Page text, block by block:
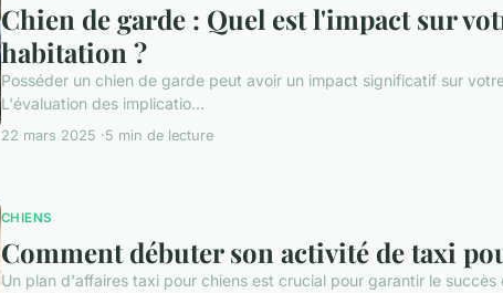
Chien de garde : Quel est l'impact sur
habitation ?
Posséder un chien de garde peut avoir un impact significatif sur
L'évaluation des implicatio...
22 mars 2025 5 min de lecture
CHIENS
Comment débuter son activité de taxi
Un plan d'affaires taxi pour chiens est crucial pour garantir le